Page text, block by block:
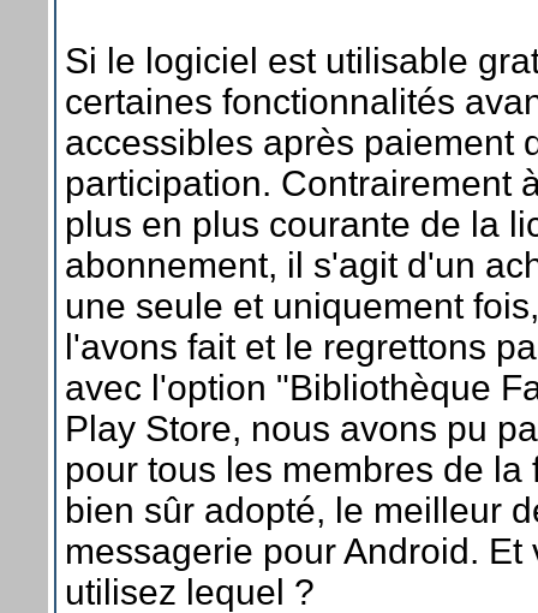
Si le logiciel est utilisable
certaines fonctionnalités
accessibles après paiement
participation. Contrairement
plus en plus courante de la
abonnement, il s'agit d'un
une seule et uniquement
l'avons fait et le regrettons
avec l'option "Bibliothèque
Play Store, nous avons pu
pour tous les membres de la
bien sûr adopté, le meilleur
messagerie pour Android. Et
utilisez lequel ?